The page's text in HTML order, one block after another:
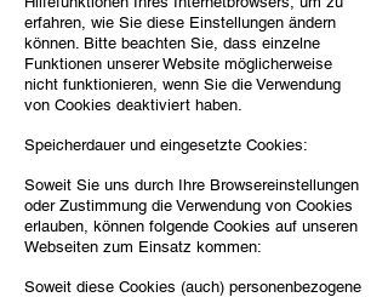
erfahren, wie Sie diese Einstellungen ändern
können. Bitte beachten Sie, dass einzelne
Funktionen unserer Website möglicherweise
nicht funktionieren, wenn Sie die Verwendung
von Cookies deaktiviert haben.
Speicherdauer und eingesetzte Cookies:
Soweit Sie uns durch Ihre Browsereinstellungen
oder Zustimmung die Verwendung von Cookies
erlauben, können folgende Cookies auf unseren
Webseiten zum Einsatz kommen:
Soweit diese Cookies (auch) personenbezogene